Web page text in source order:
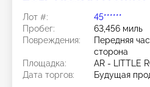
Лот #:
45******
Пробег:
63,456 миль
Повреждения:
Передняя
сторона
Площадка:
AR - LITTLE
Дата торгов:
Будущая